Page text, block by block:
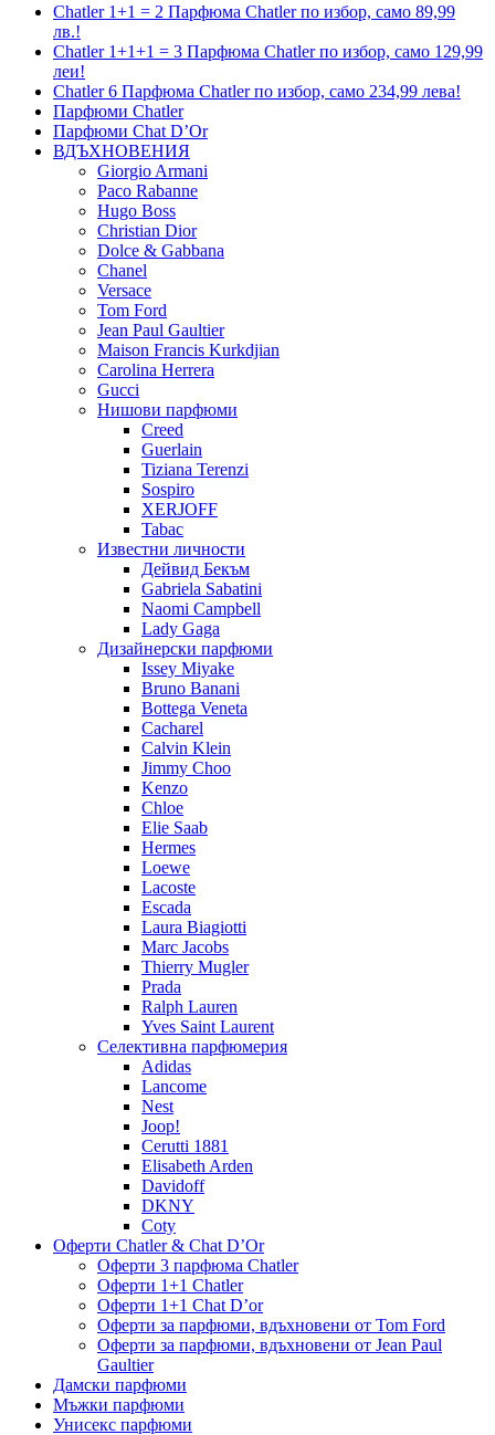
Chatler 1+1 = 2 Парфюма Chatler по избор, само 89,99
лв.!
Chatler 1+1+1 = 3 Парфюма Chatler по избор, само 129,99
леи!
Chatler 6 Парфюма Chatler по избор, само 234,99 лева!
Парфюми Chatler
Парфюми Chat D’Or
ВДЪХНОВЕНИЯ
Giorgio Armani
Paco Rabanne
Hugo Boss
Christian Dior
Dolce & Gabbana
Chanel
Versace
Tom Ford
Jean Paul Gaultier
Maison Francis Kurkdjian
Carolina Herrera
Gucci
Нишови парфюми
Creed
Guerlain
Tiziana Terenzi
Sospiro
XERJOFF
Tabac
Известни личности
Дейвид Бекъм
Gabriela Sabatini
Naomi Campbell
Lady Gaga
Дизайнерски парфюми
Issey Miyake
Bruno Banani
Bottega Veneta
Cacharel
Calvin Klein
Jimmy Choo
Kenzo
Chloe
Elie Saab
Hermes
Loewe
Lacoste
Escada
Laura Biagiotti
Marc Jacobs
Thierry Mugler
Prada
Ralph Lauren
Yves Saint Laurent
Селективна парфюмерия
Adidas
Lancome
Nest
Joop!
Cerutti 1881
Elisabeth Arden
Davidoff
DKNY
Coty
Оферти Chatler & Chat D’Or
Оферти 3 парфюма Chatler
Оферти 1+1 Chatler
Оферти 1+1 Chat D’or
Оферти за парфюми, вдъхновени от Tom Ford
Оферти за парфюми, вдъхновени от Jean Paul
Gaultier
Дамски парфюми
Мъжки парфюми
Унисекс парфюми